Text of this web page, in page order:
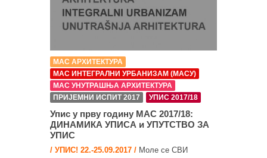
МАС АРХИТЕКТУРА
МАС ИНТЕГРАЛНИ УРБАНИЗАМ (МАСУ)
МАС УНУТРАШЊА АРХИТЕКТУРА
ПРИЈЕМНИ ИСПИТ 2017
УПИС 2017/18
Упис у прву годину МАС 2017/18:
ДИНАМИКА УПИСА и УПУТСТВО ЗА
УПИС
/ УПИС! 22.-25.09.2017 / Моле се СВИ